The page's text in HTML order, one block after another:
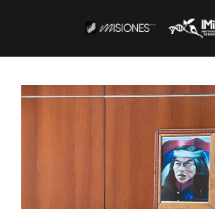
CARTOGRAFÍA
DOCUMENTOS INSTITUCIONALES